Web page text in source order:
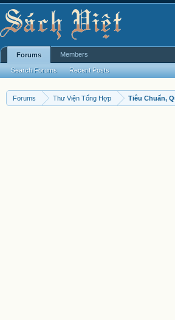
Forums Thư Viện Tổng Hợp Tiêu Chuẩn,
Forums
Search Forums Recent Posts
Members